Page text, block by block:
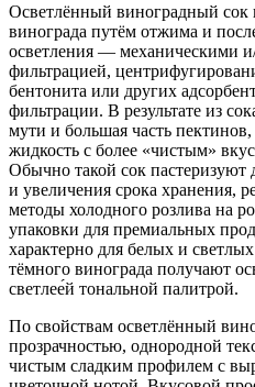
Осветлённый виноградный сок
винограда путём отжима и
осветления — механическими
фильтрацией,
бентонита или других
фильтрации. В результате из
мути и большая часть
жидкость с более «чистым»
Обычно такой сок
и увеличения срока хранения,
методы холодного розлива на
упаковки для премиальных
характерно для белых и
тёмного винограда получают
светлее́й тональной палитрой.
По свойствам осветлённый
прозрачностью, однородной
чистым сладким профилем с